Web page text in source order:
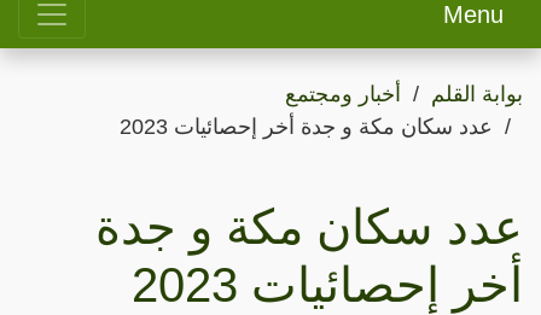
Menu
بوابة القلم
أخبار ومجتمع
عدد سكان مكة و جدة أخر إحصائيات 2023
عدد سكان مكة و جدة
أخر إحصائيات 2023